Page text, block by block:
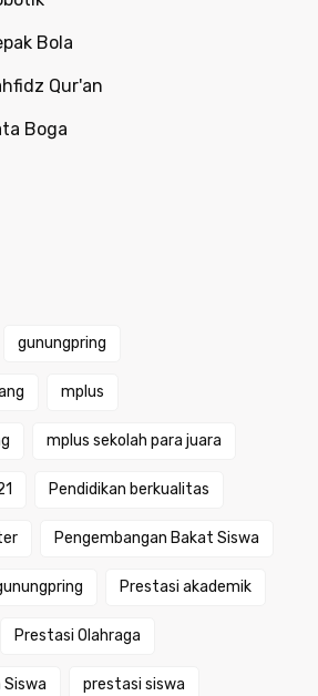
Bola
Qur'an
Boga
gunungpring
mplus
mplus sekolah para juara
Pendidikan berkualitas
Pengembangan Bakat Siswa
Prestasi akademik
Prestasi Olahraga
Siswa prestasi siswa